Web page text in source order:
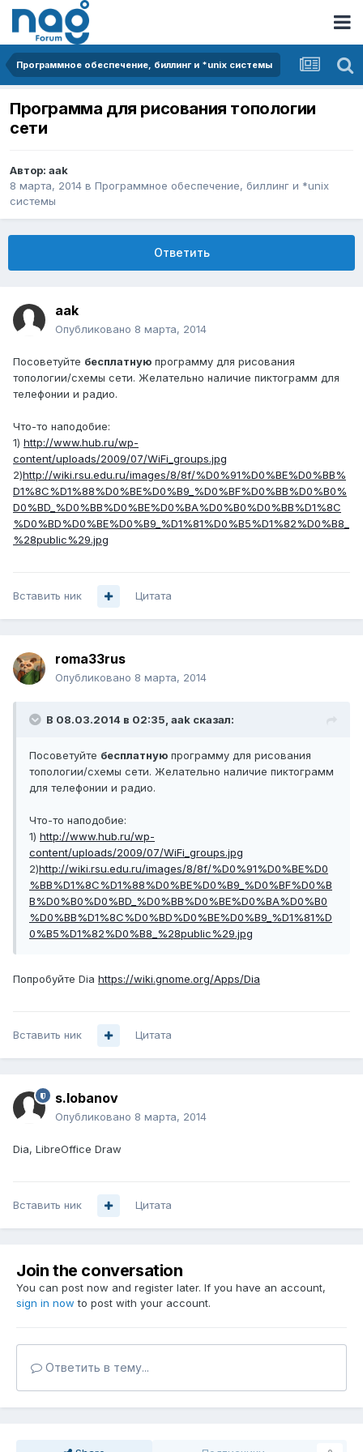
Программное обеспечение, биллинг и *unix системы
Программа для рисования топологии
сети
Автор: aak
8 марта, 2014 в Программное обеспечение, биллинг и *unix
системы
Ответить
aak
Опубликовано 8 марта, 2014
Посоветуйте бесплатную программу для рисования
топологии/схемы сети. Желательно наличие пиктограмм для
телефонии и радио.
Что-то наподобие:
1) http://www.hub.ru/wp-
content/uploads/2009/07/WiFi_groups.jpg
2)http://wiki.rsu.edu.ru/images/8/8f/%D0%91%D0%BE%D0%BB%
D1%8C%D1%88%D0%BE%D0%B9_%D0%BF%D0%BB%D0%B0%
D0%BD_%D0%BB%D0%BE%D0%BA%D0%B0%D0%BB%D1%8C
%D0%BD%D0%BE%D0%B9_%D1%81%D0%B5%D1%82%D0%B8_
%28public%29.jpg
Вставить ник Цитата
roma33rus
Опубликовано 8 марта, 2014
В 08.03.2014 в 02:35, aak сказал:
Посоветуйте бесплатную программу для рисования
топологии/схемы сети. Желательно наличие пиктограмм
для телефонии и радио.
Что-то наподобие:
1) http://www.hub.ru/wp-
content/uploads/2009/07/WiFi_groups.jpg
2)http://wiki.rsu.edu.ru/images/8/8f/%D0%91%D0%BE%D0
%BB%D1%8C%D1%88%D0%BE%D0%B9_%D0%BF%D0%B
B%D0%B0%D0%BD_%D0%BB%D0%BE%D0%BA%D0%B0
%D0%BB%D1%8C%D0%BD%D0%BE%D0%B9_%D1%81%D
0%B5%D1%82%D0%B8_%28public%29.jpg
Попробуйте Dia https://wiki.gnome.org/Apps/Dia
Вставить ник Цитата
s.lobanov
Опубликовано 8 марта, 2014
Dia, LibreOffice Draw
Вставить ник Цитата
Join the conversation
You can post now and register later. If you have an account,
sign in now to post with your account.
Ответить в тему...